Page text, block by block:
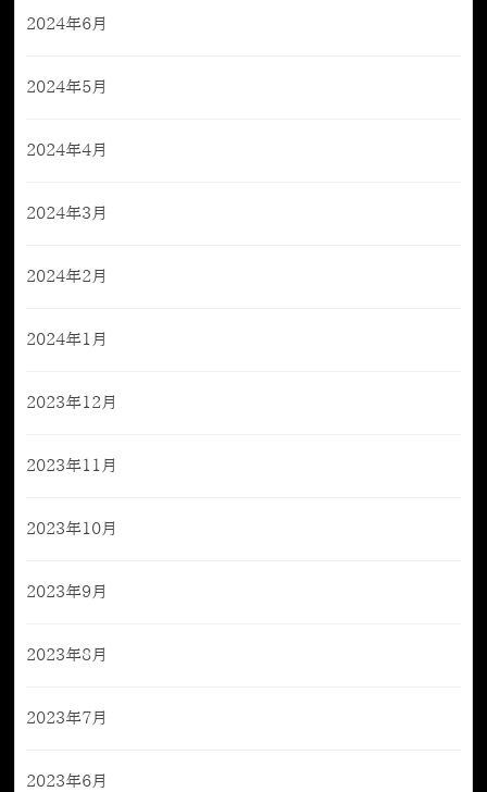
2024年6月
2024年5月
2024年4月
2024年3月
2024年2月
2024年1月
2023年12月
2023年11月
2023年10月
2023年9月
2023年8月
2023年7月
2023年6月